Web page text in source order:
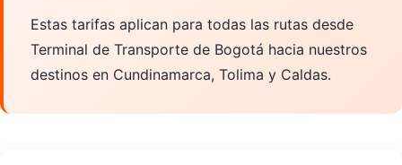
Políticas
Estas tarifas aplican para todas las rutas desde
Terminal de Transporte de Bogotá hacia nuestros
destinos en Cundinamarca, Tolima y Caldas.